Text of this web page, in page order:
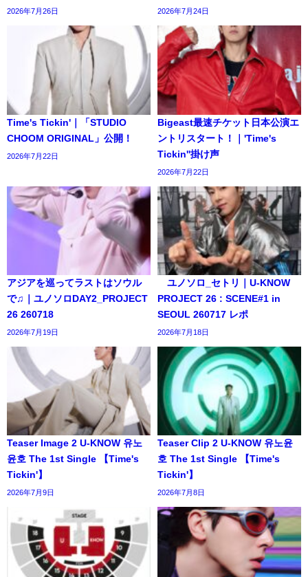
2026年7月26日 2026年7月24日
Time's Tickin'｜「STUDIO
CHOOM ORIGINAL」公開！
2026年7月22日
Bigeast最速チケット日本公演エ
ントリスタート！｜'Time's
Tickin''掛け声
2026年7月22日
アジアを巡ってラストはソウル
で♫｜ユノソロDAY2_PROJECT
26 260718
2026年7月19日
ユノソロ_セトリ｜U-KNOW
PROJECT 26 : SCENE#1 in
SEOUL 260717 レポ
2026年7月18日
Teaser Image 2 U-KNOW 유노
윤호 The 1st Single 【Time's
Tickin'】
2026年7月9日
Teaser Clip 2 U-KNOW 유노윤
호 The 1st Single 【Time's
Tickin'】
2026年7月8日